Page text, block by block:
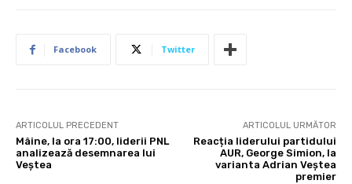
Facebook Twitter
ARTICOLUL PRECEDENT
Mâine, la ora 17:00, liderii PNL
analizează desemnarea lui
Veștea
ARTICOLUL URMĂTOR
Reacția liderului partidului
AUR, George Simion, la
varianta Adrian Veștea
premier